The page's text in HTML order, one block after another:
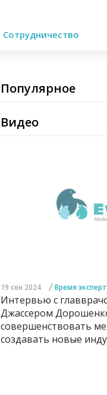
Сотрудничество
Популярное
Видео
19 сен 2024 / Время
Интервью с
Джассером
совершенствовать
создавать новые